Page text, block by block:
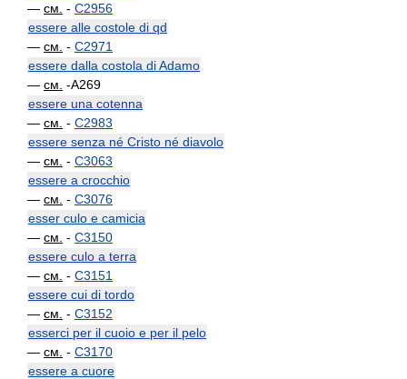
— см. - C2956
essere alle costole di qd
— см. - C2971
essere dalla costola di Adamo
— см. -A269
essere una cotenna
— см. - C2983
essere senza né Cristo né diavolo
— см. - C3063
essere a crocchio
— см. - C3076
esser culo e camicia
— см. - C3150
essere culo a terra
— см. - C3151
essere cui di tordo
— см. - C3152
esserci per il cuoio e per il pelo
— см. - C3170
essere a cuore